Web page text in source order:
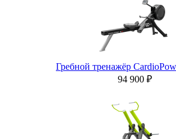
Гребной тренажёр
94 900 ₽